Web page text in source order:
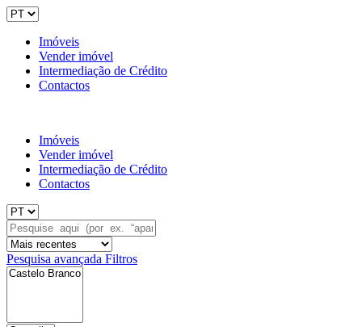
Imóveis
Vender imóvel
Intermediação de Crédito
Contactos
Imóveis
Vender imóvel
Intermediação de Crédito
Contactos
Pesquisa avançada Filtros